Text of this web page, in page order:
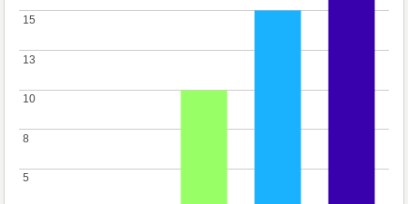
5
5
8
8
10
10
13
13
15
15